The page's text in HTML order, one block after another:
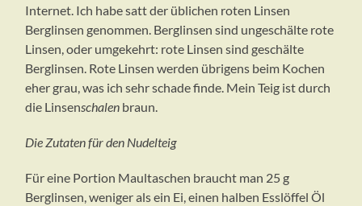
Internet. Ich habe satt der üblichen roten Linsen
Berglinsen genommen. Berglinsen sind ungeschälte rote
Linsen, oder umgekehrt: rote Linsen sind geschälte
Berglinsen. Rote Linsen werden übrigens beim Kochen
eher grau, was ich sehr schade finde. Mein Teig ist durch
die Linsenschalen braun.
Die Zutatenfür den Nudelteig
Für eine Portion Maultaschen braucht man 25 g
Berglinsen, weniger als ein Ei, einen halben Esslöffel Öl